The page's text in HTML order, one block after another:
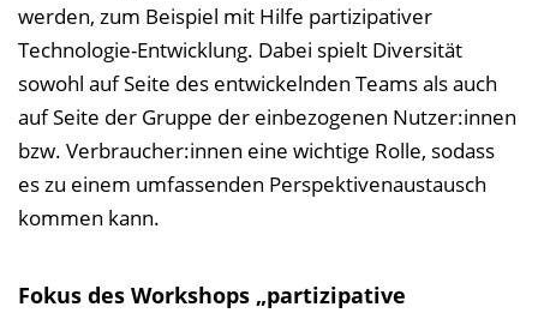
n
werden, zum Beispiel mit Hilfe partizipativer
Technologie-Entwicklung. Dabei spielt Diversität
sowohl auf Seite des entwickelnden Teams als auch
auf Seite der Gruppe der einbezogenen Nutzer:innen
bzw. Verbraucher:innen eine wichtige Rolle, sodass
es zu einem umfassenden Perspektivenaustausch
kommen kann.
Fokus des Workshops „partizipative